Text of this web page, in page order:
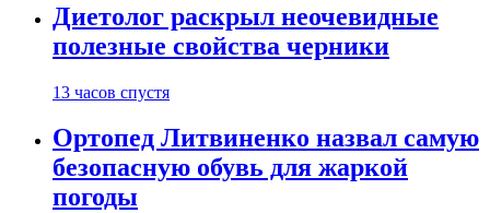
Диетолог раскрыл неочевидные
полезные свойства черники
13 часов спустя
Ортопед Литвиненко назвал самую
безопасную обувь для жаркой
погоды